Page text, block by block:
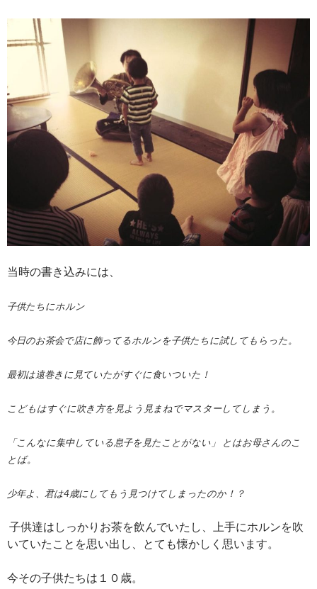
当時の書き込みには、
子供たちにホルン
今日のお茶会で店に飾ってるホルンを子供たちに試してもらった。
最初は遠巻きに見ていたがすぐに食いついた！
こどもはすぐに吹き方を見よう見まねでマスターしてしまう。
「こんなに集中している息子を見たことがない」 とはお母さんのこ
とば。
少年よ、君は4歳にしてもう見つけてしまったのか！？
子供達はしっかりお茶を飲んでいたし、上手にホルンを吹
いていたことを思い出し、とても懐かしく思います。
今その子供たちは１０歳。